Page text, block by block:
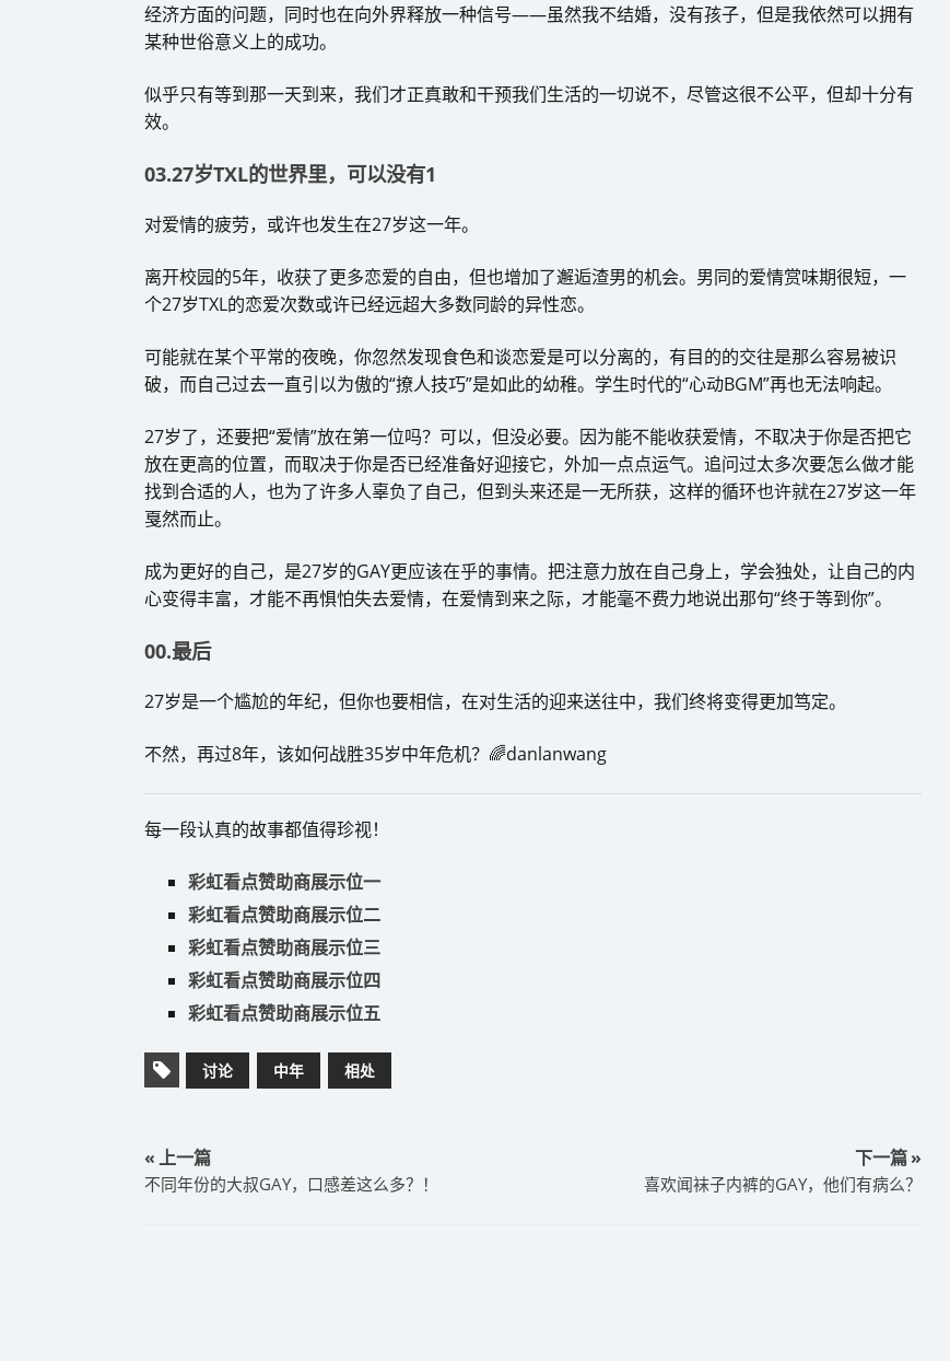
经济方面的问题，同时也在向外界释放一种信号——虽然我不结婚，没有孩子，但是我依然可以拥有
某种世俗意义上的成功。
似乎只有等到那一天到来，我们才正真敢和干预我们生活的一切说不，尽管这很不公平，但却十分有
效。
03.27岁TXL的世界里，可以没有1
对爱情的疲劳，或许也发生在27岁这一年。
离开校园的5年，收获了更多恋爱的自由，但也增加了邂逅渣男的机会。男同的爱情赏味期很短，一
个27岁TXL的恋爱次数或许已经远超大多数同龄的异性恋。
可能就在某个平常的夜晚，你忽然发现食色和谈恋爱是可以分离的，有目的的交往是那么容易被识
破，而自己过去一直引以为傲的“撩人技巧”是如此的幼稚。学生时代的“心动BGM”再也无法响起。
27岁了，还要把“爱情”放在第一位吗？可以，但没必要。因为能不能收获爱情，不取决于你是否把它
放在更高的位置，而取决于你是否已经准备好迎接它，外加一点点运气。追问过太多次要怎么做才能
找到合适的人，也为了许多人辜负了自己，但到头来还是一无所获，这样的循环也许就在27岁这一年
戛然而止。
成为更好的自己，是27岁的GAY更应该在乎的事情。把注意力放在自己身上，学会独处，让自己的内
心变得丰富，才能不再惧怕失去爱情，在爱情到来之际，才能毫不费力地说出那句“终于等到你”。
00.最后
27岁是一个尴尬的年纪，但你也要相信，在对生活的迎来送往中，我们终将变得更加笃定。
不然，再过8年，该如何战胜35岁中年危机？🌈danlanwang
每一段认真的故事都值得珍视！
彩虹看点赞助商展示位一
彩虹看点赞助商展示位二
彩虹看点赞助商展示位三
彩虹看点赞助商展示位四
彩虹看点赞助商展示位五
讨论 中年 相处
« 上一篇
​不同年份的大叔GAY，口感差这么多？！
下一篇 »
​喜欢闻袜子内裤的GAY，他们有病么？